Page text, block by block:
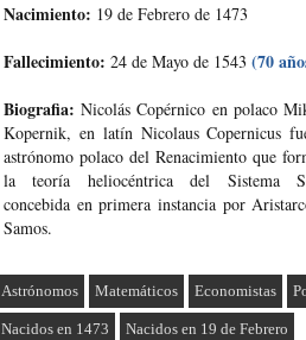
Nacimiento: 19 de Febrero de 1473
Fallecimiento: 24 de Mayo de 1543 (70
Biografia: Nicolás Copérnico en polaco
Kopernik, en latín Nicolaus Copernicus
astrónomo polaco del Renacimiento que
la teoría heliocéntrica del Sistema
concebida en primera instancia por
Samos.
Astrónomos Matemáticos Economistas
Nacidos en 1473 Nacidos en 19 de Febrero